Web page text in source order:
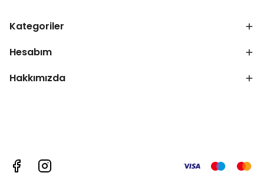
Kategoriler
Hesabım
Hakkımızda